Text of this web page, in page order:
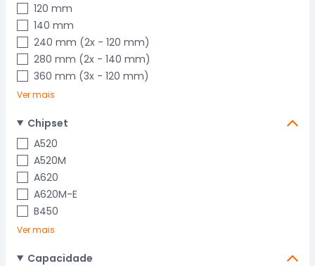
120 mm
140 mm
240 mm (2x - 120 mm)
280 mm (2x - 140 mm)
360 mm (3x - 120 mm)
Ver mais
Chipset
A520
A520M
A620
A620M-E
B450
Ver mais
Capacidade